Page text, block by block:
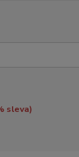
sleva)